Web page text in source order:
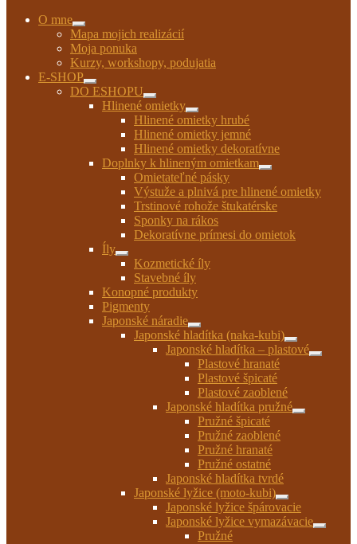
O mne
Rozbaliť
podradené
menu
Mapa mojich realizácií
Moja ponuka
Kurzy, workshopy, podujatia
E-SHOP
Rozbaliť
podradené
menu
DO ESHOPU
Rozbaliť
podradené
menu
Hlinené omietky
Rozbaliť
podradené
menu
Hlinené omietky hrubé
Hlinené omietky jemné
Hlinené omietky dekoratívne
Doplnky k hlineným omietkam
Rozbaliť
podradené
menu
Omietateľné pásky
Výstuže a plnivá pre hlinené omietky
Trstinové rohože štukatérske
Sponky na rákos
Dekoratívne prímesi do omietok
Íly
Rozbaliť
podradené
menu
Kozmetické íly
Stavebné íly
Konopné produkty
Pigmenty
Japonské náradie
Rozbaliť
podradené
menu
Japonské hladítka (naka-kubi)
Rozbaliť
podradené
Japonské hladítka – plastové
Rozbaliť
Plastové hranaté
Plastové špicaté
Plastové zaoblené
Japonské hladítka pružné
Rozbaliť
Pružné špicaté
Pružné zaoblené
Pružné hranaté
Pružné ostatné
Japonské hladítka tvrdé
Japonské lyžice (moto-kubi)
Rozbaliť
podradené
menu
Japonské lyžice špárovacie
Japonské lyžice vymazávacie
Rozbaliť
Pružné